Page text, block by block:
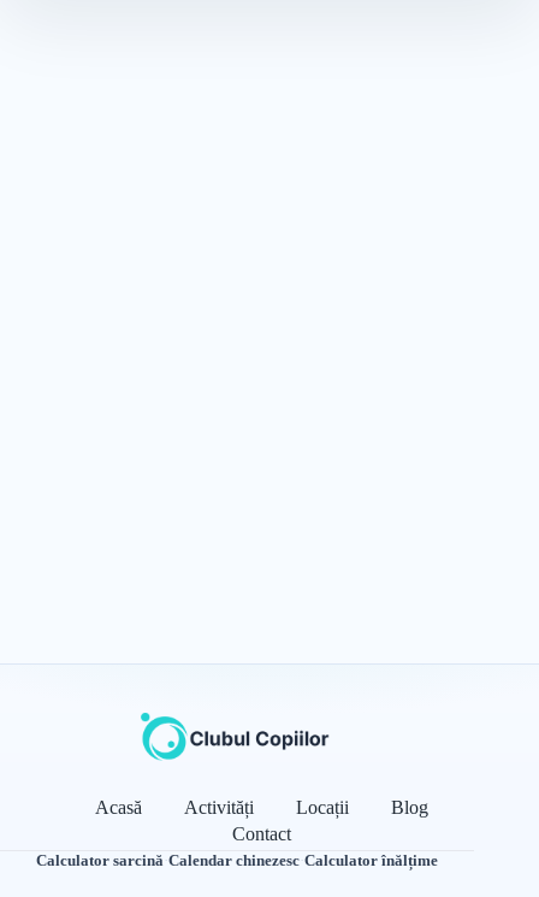
Acasă Activități Locații
Blog
Contact
Calculator sarcină·Calendar chinezesc·Calculator înălțime